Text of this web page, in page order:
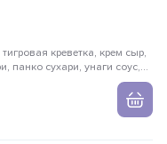
панко сухари, унаги соус,